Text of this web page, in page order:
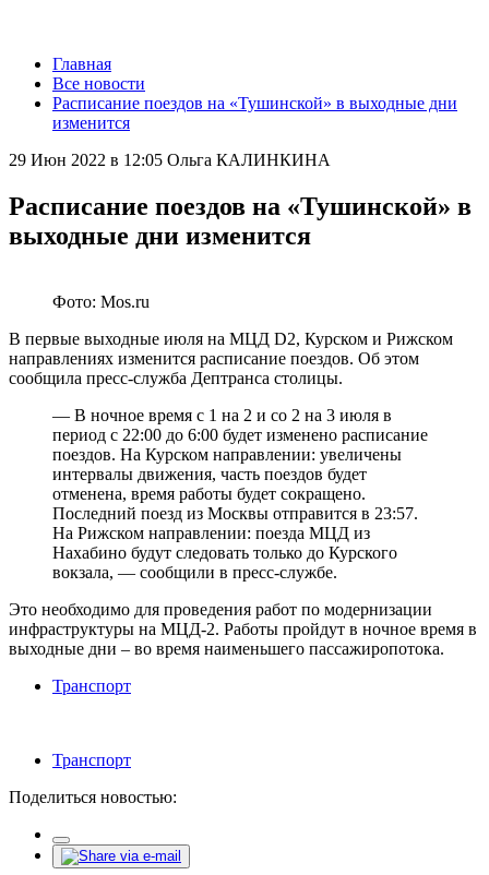
Главная
Все новости
Расписание поездов на «Тушинской» в выходные дни
изменится
29 Июн 2022 в 12:05 Ольга КАЛИНКИНА
Расписание поездов на «Тушинской» в
выходные дни изменится
Фото: Mos.ru
В первые выходные июля на МЦД D2, Курском и Рижском
направлениях изменится расписание поездов. Об этом
сообщила пресс-служба Дептранса столицы.
— В ночное время с 1 на 2 и со 2 на 3 июля в
период с 22:00 до 6:00 будет изменено расписание
поездов. На Курском направлении: увеличены
интервалы движения, часть поездов будет
отменена, время работы будет сокращено.
Последний поезд из Москвы отправится в 23:57.
На Рижском направлении: поезда МЦД из
Нахабино будут следовать только до Курского
вокзала, — сообщили в пресс-службе.
Это необходимо для проведения работ по модернизации
инфраструктуры на МЦД-2. Работы пройдут в ночное время в
выходные дни – во время наименьшего пассажиропотока.
Транспорт
Транспорт
Поделиться новостью: